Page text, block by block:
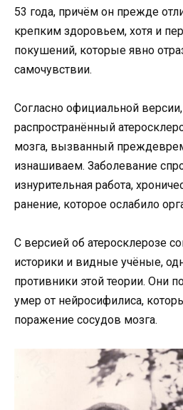
53 года, причём он прежде
крепким здоровьем, хотя и
покушений, которые явно
самочувствии.
Согласно официальной
распространённый
мозга, вызванный
изнашиваем. Заболевание
изнурительная работа,
ранение, которое ослабило
С версией об атеросклерозе
историки и видные учёные,
противники этой теории. Они
умер от нейросифилиса,
поражение сосудов мозга.